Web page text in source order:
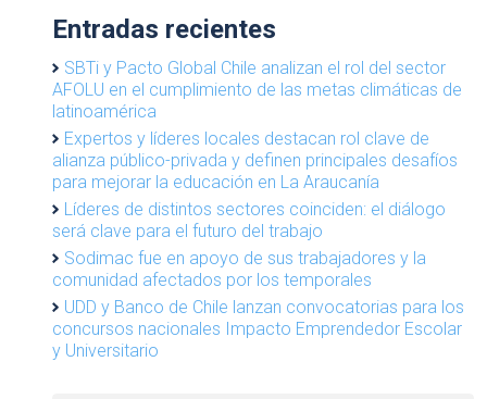
Entradas recientes
SBTi y Pacto Global Chile analizan el rol del sector
AFOLU en el cumplimiento de las metas climáticas de
latinoamérica
Expertos y líderes locales destacan rol clave de
alianza público-privada y definen principales desafíos
para mejorar la educación en La Araucanía
Líderes de distintos sectores coinciden: el diálogo
será clave para el futuro del trabajo
Sodimac fue en apoyo de sus trabajadores y la
comunidad afectados por los temporales
UDD y Banco de Chile lanzan convocatorias para los
concursos nacionales Impacto Emprendedor Escolar
y Universitario